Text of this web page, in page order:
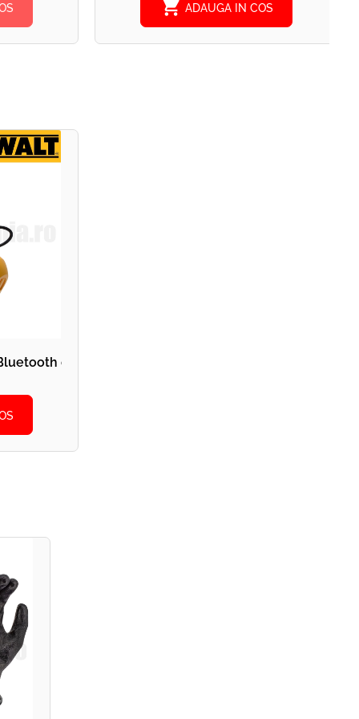
shopping_cart ADAUGA IN COS
de conectare la telefoane mobile - DeWALT